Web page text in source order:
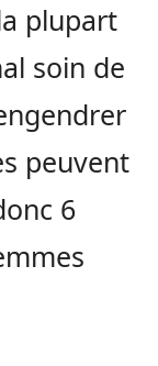
plupart
soin de
peuvent
6